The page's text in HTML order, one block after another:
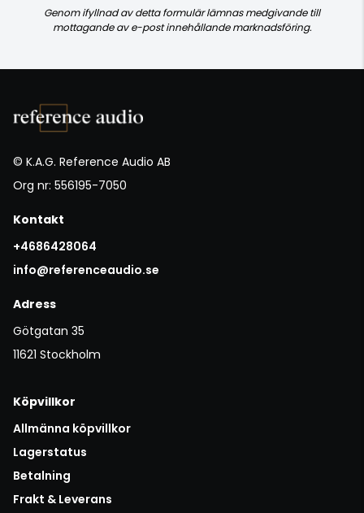
Genom ifyllnad av detta formulär lämnas medgivande till
mottagande av e-post innehållande marknadsföring.
© K.A.G. Reference Audio AB
Org nr: 556195-7050
Kontakt
+4686428064
info@referenceaudio.se
Adress
Götgatan 35
11621 Stockholm
Köpvillkor
Allmänna köpvillkor
Lagerstatus
Betalning
Frakt & Leverans